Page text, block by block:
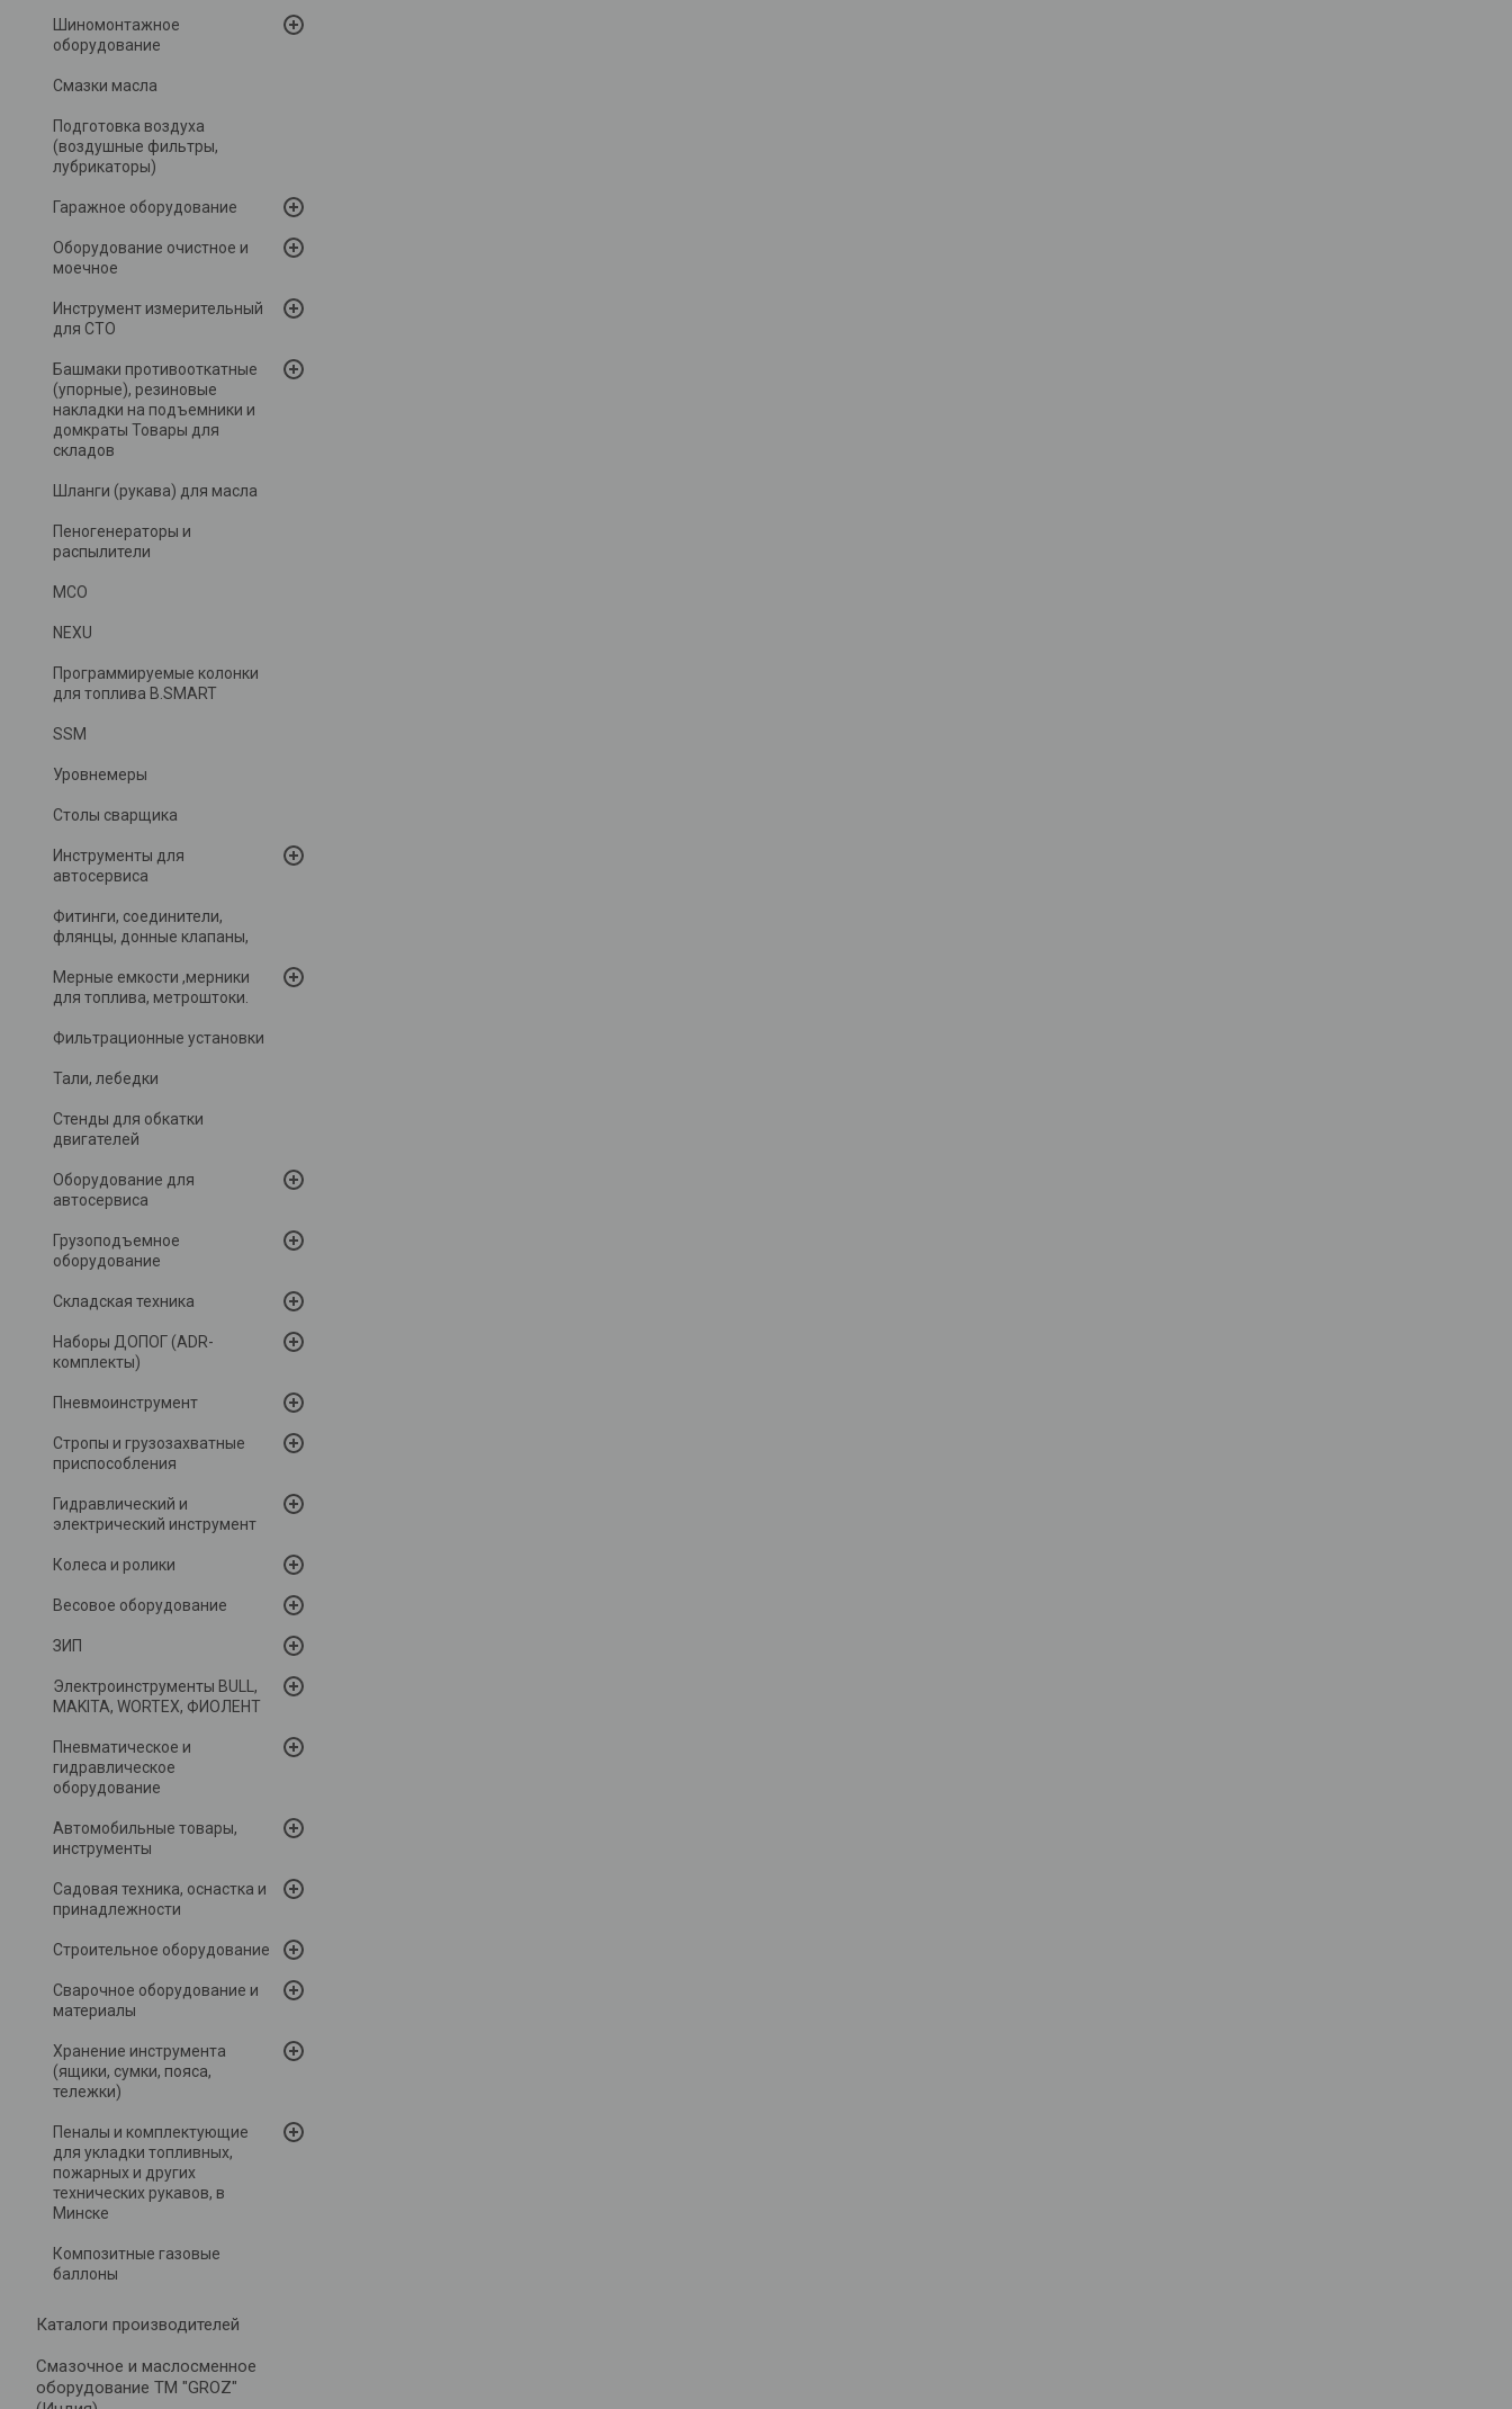
Шиномонтажное
оборудование
Смазки масла
Подготовка воздуха
(воздушные фильтры,
лубрикаторы)
Гаражное оборудование
Оборудование очистное и
моечное
Инструмент измерительный
для СТО
Башмаки противооткатные
(упорные), резиновые
накладки на подъемники и
домкраты Товары для
складов
Шланги (рукава) для масла
Пеногенераторы и
распылители
MCO
NEXU
Программируемые колонки
для топлива B.SMART
SSM
Уровнемеры
Столы сварщика
Инструменты для
автосервиса
Фитинги, соединители,
флянцы, донные клапаны,
Мерные емкости ,мерники
для топлива, метроштоки.
Фильтрационные установки
Тали, лебедки
Стенды для обкатки
двигателей
Оборудование для
автосервиса
Грузоподъемное
оборудование
Складская техника
Наборы ДОПОГ (ADR-
комплекты)
Пневмоинструмент
Стропы и грузозахватные
приспособления
Гидравлический и
электрический инструмент
Колеса и ролики
Весовое оборудование
ЗИП
Электроинструменты BULL,
MAKITA, WORTEX, ФИОЛЕНТ
Пневматическое и
гидравлическое
оборудование
Автомобильные товары,
инструменты
Садовая техника, оснастка и
принадлежности
Строительное оборудование
Сварочное оборудование и
материалы
Хранение инструмента
(ящики, сумки, пояса,
тележки)
Пеналы и комплектующие
для укладки топливных,
пожарных и других
технических рукавов, в
Минске
Композитные газовые
баллоны
Каталоги производителей
Cмазочное и маслосменное
оборудование ТМ "GROZ"